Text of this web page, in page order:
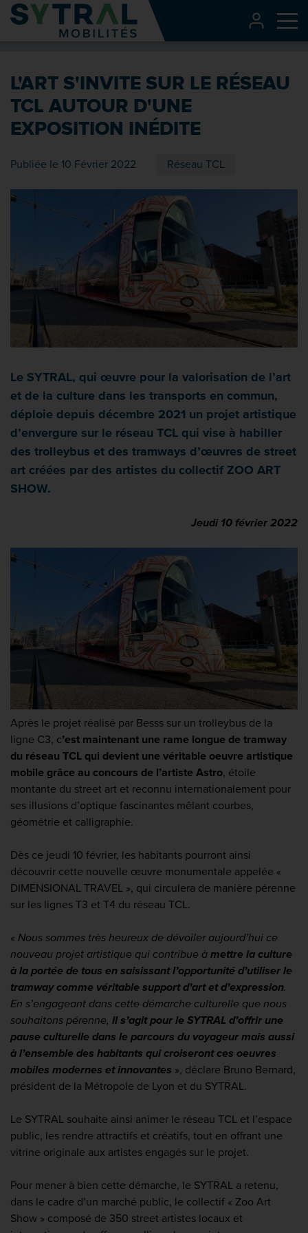
Contenu
Entête de page
Recherche
Pied de page
L'ART S'INVITE SUR LE RÉSEAU
TCL AUTOUR D'UNE
EXPOSITION INÉDITE
Publiée le 10 Février 2022 Réseau TCL
Le SYTRAL, qui œuvre pour la valorisation de l’art
et de la culture dans les transports en commun,
déploie depuis décembre 2021 un projet artistique
d’envergure sur le réseau TCL qui vise à habiller
des trolleybus et des tramways d’œuvres de street
art créées par des artistes du collectif ZOO ART
SHOW.
Jeudi 10 février 2022
Après le projet réalisé par Besss sur un trolleybus de la
ligne C3, c’est maintenant une rame longue de tramway
du réseau TCL qui devient une véritable oeuvre artistique
mobile grâce au concours de l’artiste Astro, étoile
montante du street art et reconnu internationalement pour
ses illusions d’optique fascinantes mêlant courbes,
géométrie et calligraphie.
Dès ce jeudi 10 février, les habitants pourront ainsi
découvrir cette nouvelle œuvre monumentale appelée «
DIMENSIONAL TRAVEL », qui circulera de manière pérenne
sur les lignes T3 et T4 du réseau TCL.
« Nous sommes très heureux de dévoiler aujourd’hui ce
nouveau projet artistique qui contribue à mettre la culture
à la portée de tous en saisissant l’opportunité d’utiliser le
tramway comme véritable support d’art et d’expression.
En s’engageant dans cette démarche culturelle que nous
souhaitons pérenne, il s’agit pour le SYTRAL d’offrir une
pause culturelle dans le parcours du voyageur mais aussi
à l’ensemble des habitants qui croiseront ces oeuvres
mobiles modernes et innovantes », déclare Bruno Bernard,
président de la Métropole de Lyon et du SYTRAL.
Le SYTRAL souhaite ainsi animer le réseau TCL et l’espace
public, les rendre attractifs et créatifs, tout en offrant une
vitrine originale aux artistes engagés sur le projet.
Pour mener à bien cette démarche, le SYTRAL a retenu,
dans le cadre d’un marché public, le collectif « Zoo Art
Show » composé de 350 street artistes locaux et